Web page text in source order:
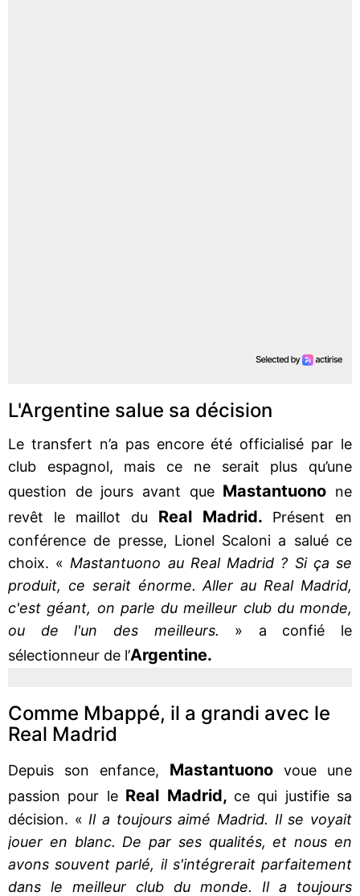
L'Argentine salue sa décision
Le transfert n’a pas encore été officialisé par le
club espagnol, mais ce ne serait plus qu’une
question de jours avant que Mastantuono ne
revêt le maillot du Real Madrid.
Présent en
conférence de presse, Lionel Scaloni a salué ce
choix. « Mastantuono au Real Madrid ? Si ça se
produit, ce serait énorme. Aller au Real Madrid,
c'est géant, on parle du meilleur club du monde,
ou de l'un des meilleurs. » a confié le
sélectionneur de l’Argentine.
Comme Mbappé, il a grandi avec le
Real Madrid
Depuis son enfance, Mastantuono voue une
passion pour le Real Madrid, ce qui justifie sa
décision. « Il a toujours aimé Madrid. Il se voyait
jouer en blanc. De par ses qualités, et nous en
avons souvent parlé, il s'intégrerait parfaitement
dans le meilleur club du monde. Il a toujours